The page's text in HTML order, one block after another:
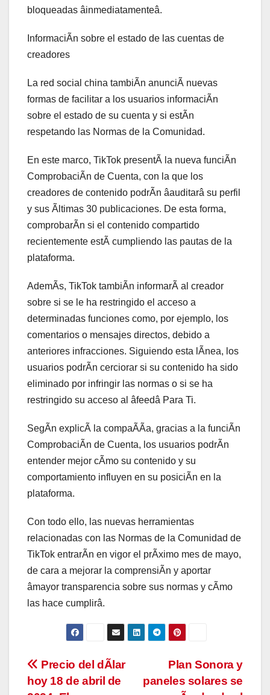
bloqueadas âinmediatamenteâ.
InformaciÃn sobre el estado de las cuentas de
creadores
La red social china tambiÃn anunciÃ nuevas
formas de facilitar a los usuarios informaciÃn
sobre el estado de su cuenta y si estÃn
respetando las Normas de la Comunidad.
En este marco, TikTok presentÃ la nueva funciÃn
ComprobaciÃn de Cuenta, con la que los
creadores de contenido podrÃn âauditarâ su perfil
y sus Ãltimas 30 publicaciones. De esta forma,
comprobarÃn si el contenido compartido
recientemente estÃ cumpliendo las pautas de la
plataforma.
AdemÃs, TikTok tambiÃn informarÃ al creador
sobre si se le ha restringido el acceso a
determinadas funciones como, por ejemplo, los
comentarios o mensajes directos, debido a
anteriores infracciones. Siguiendo esta lÃnea, los
usuarios podrÃn cerciorar si su contenido ha sido
eliminado por infringir las normas o si se ha
restringido su acceso al âfeedâ Para Ti.
SegÃn explicÃ la compaÃÃa, gracias a la funciÃn
ComprobaciÃn de Cuenta, los usuarios podrÃn
entender mejor cÃmo su contenido y su
comportamiento influyen en su posiciÃn en la
plataforma.
Con todo ello, las nuevas herramientas
relacionadas con las Normas de la Comunidad de
TikTok entrarÃn en vigor el prÃximo mes de mayo,
de cara a mejorar la comprensiÃn y aportar
âmayor transparencia sobre sus normas y cÃmo
las hace cumplirâ.
Navegación
Plan Sonora y
paneles solares se
Precio del dÃlar
hoy 18 de abril de